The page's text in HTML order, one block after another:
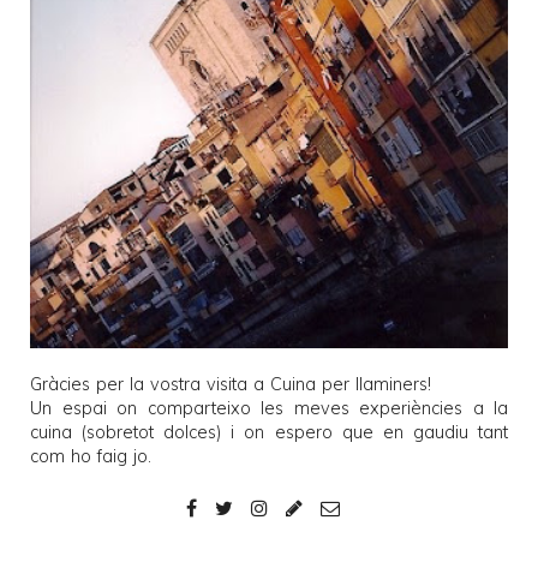
Gràcies per la vostra visita a Cuina per llaminers!
Un espai on comparteixo les meves experiències a la
cuina (sobretot dolces) i on espero que en gaudiu tant
com ho faig jo.